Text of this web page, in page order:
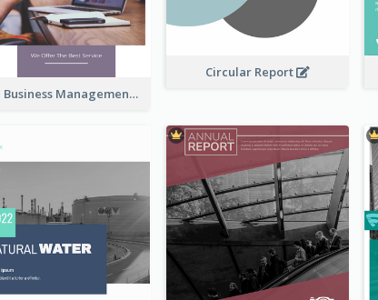
Kaki Business Management Reports
Circular Report